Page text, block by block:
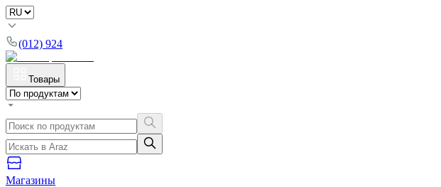
(012) 924
Товары
Магазины